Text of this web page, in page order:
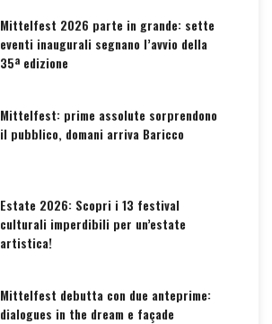
Mittelfest 2026 parte in grande: sette
eventi inaugurali segnano l’avvio della
35ª edizione
Mittelfest: prime assolute sorprendono
il pubblico, domani arriva Baricco
Estate 2026: Scopri i 13 festival
culturali imperdibili per un’estate
artistica!
Mittelfest debutta con due anteprime:
dialogues in the dream e façade